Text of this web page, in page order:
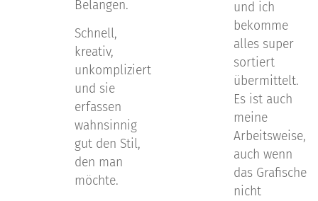
Belangen.
Schnell,
kreativ,
unkompliziert
und sie
erfassen
wahnsinnig
gut den Stil,
den man
möchte.
und ich
bekomme
alles super
sortiert
übermittelt.
Es ist auch
meine
Arbeitsweise,
auch wenn
das Grafische
nicht